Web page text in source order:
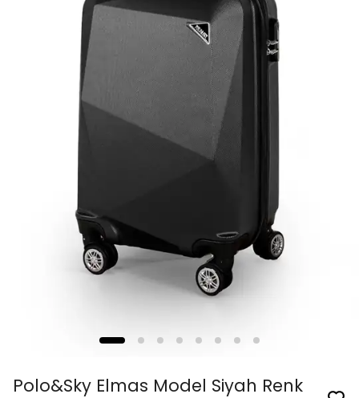
Polo&Sky Elmas Model Siyah Renk